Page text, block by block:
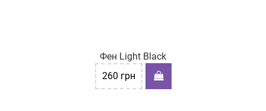
Фен Light Black
260 грн